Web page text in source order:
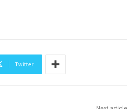
Twitter